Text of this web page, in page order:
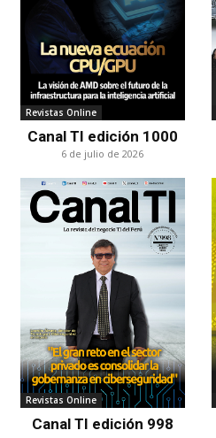
Revistas Online
Canal TI edición 1000
6 de julio de 2026
Revistas Online
Canal TI edición 998